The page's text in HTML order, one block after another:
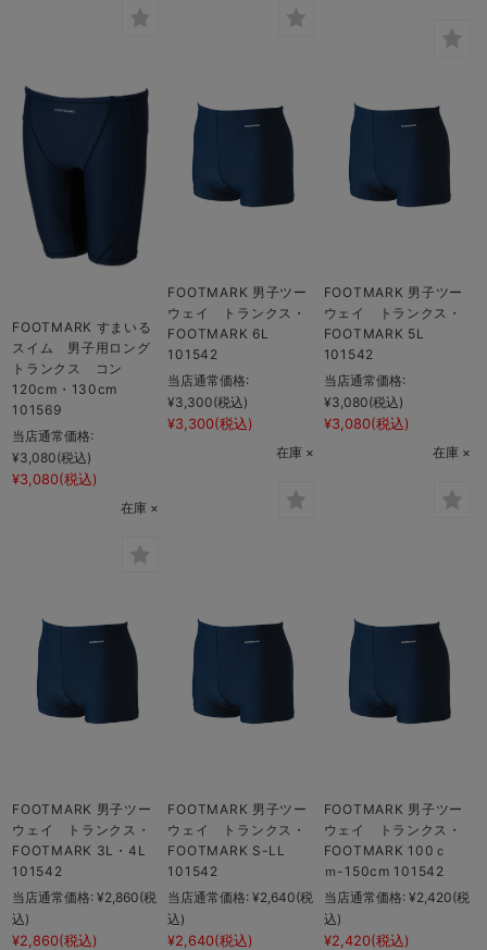
FOOTMARK すまいる
スイム 男子用ロング
トランクス コン
120cm・130cm
101569
当店通常価格:
¥3,080(税込)
¥3,080(税込)
在庫 ×
FOOTMARK 男子ツー
ウェイ トランクス・
FOOTMARK 6L
101542
当店通常価格:
¥3,300(税込)
¥3,300(税込)
在庫 ×
FOOTMARK 男子ツー
ウェイ トランクス・
FOOTMARK 5L
101542
当店通常価格:
¥3,080(税込)
¥3,080(税込)
在庫 ×
FOOTMARK 男子ツー
ウェイ トランクス・
FOOTMARK 3L・4L
101542
当店通常価格: ¥2,860(税
込)
¥2,860(税込)
FOOTMARK 男子ツー
ウェイ トランクス・
FOOTMARK S-LL
101542
当店通常価格: ¥2,640(税
込)
¥2,640(税込)
FOOTMARK 男子ツー
ウェイ トランクス・
FOOTMARK 100ｃ
ｍ-150cm 101542
当店通常価格: ¥2,420(税
込)
¥2,420(税込)